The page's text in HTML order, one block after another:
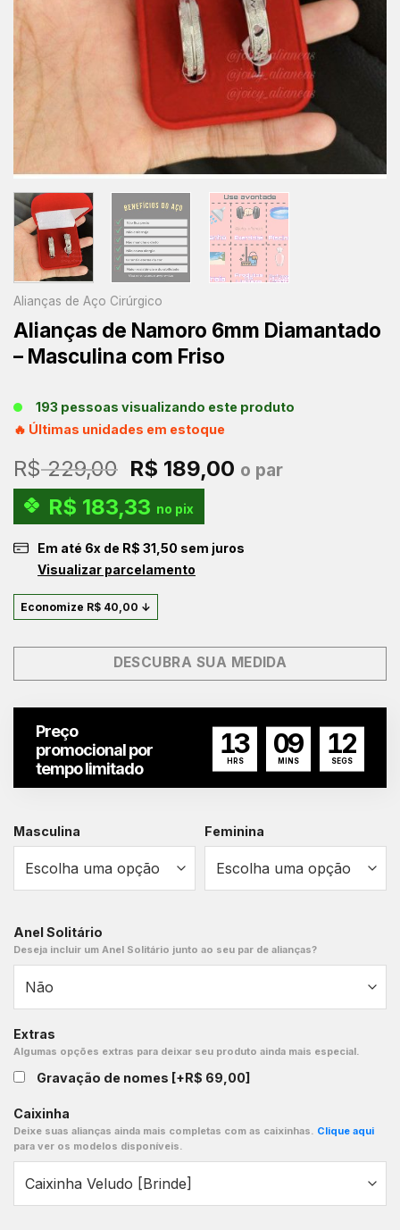
Alianças de Aço Cirúrgico
Alianças de Namoro 6mm Diamantado
– Masculina com Friso
193 pessoas visualizando este produto
🔥 Últimas unidades em estoque
R$229,00 O
preço
original
era:
R$ 229,00.
R$ 189,00 O
R$ 189,00.
o par
R$ 183,33 no pix
Em até 6x de R$ 31,50 sem juros
Visualizar parcelamento
Economize R$ 40,00 ↓
DESCUBRA SUA MEDIDA
Preço
promocional por
tempo limitado
13
HRS
09
MINS
11
SEGS
Masculina Feminina
Anel Solitário
Deseja incluir um Anel Solitário junto ao seu par de alianças?
Extras
Algumas opções extras para deixar seu produto ainda mais especial.
Gravação de nomes [+R$ 69,00]
Caixinha
Deixe suas alianças ainda mais completas com as caixinhas. Clique aqui
para ver os modelos disponíveis.